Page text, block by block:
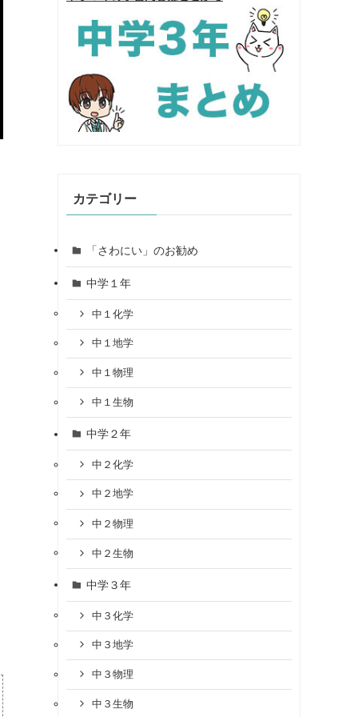
カテゴリー
「さわにい」のお勧め
中学１年
中１化学
中１地学
中１物理
中１生物
中学２年
中２化学
中２地学
中２物理
中２生物
中学３年
中３化学
中３地学
中３物理
中３生物